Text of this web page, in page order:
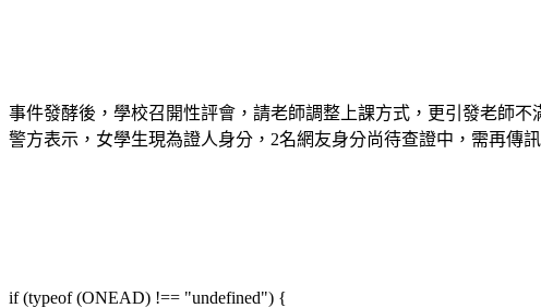
事件發酵後，學校召開性評會，請老師調整上課方式，更引發老師
警方表示，女學生現為證人身分，2名網友身分尚待查證中，需再傳訊
if (typeof (ONEAD) !== "undefined") {